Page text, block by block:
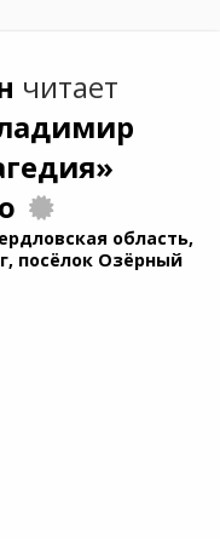
читает
область,
посёлок Озёрный